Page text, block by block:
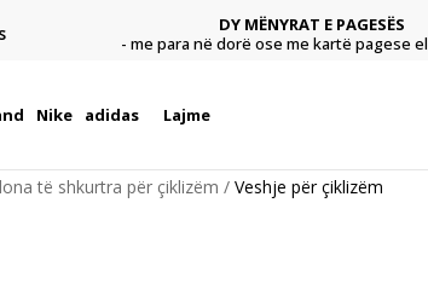
pagese
DY MËNYRAT E PAGESËS
- me para në dorë ose me kartë pagese
Nike adidas Lajme
të shkurtra për çiklizëm Veshje për çiklizëm